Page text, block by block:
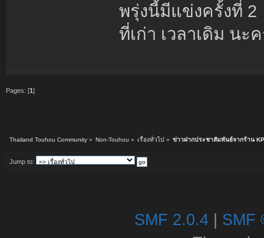
พรุ่งนี้มีแข่งครั้งที่ 2
ที่เก่า เวลาเดิม นะ
Pages: [1]
Thailand Touhou Community» Non-Touhou » เรื่องทั่วไป » ข่าวฝากประชาสัมพันธ์จากร้าน
Jump to:
SMF 2.0.4| SMF